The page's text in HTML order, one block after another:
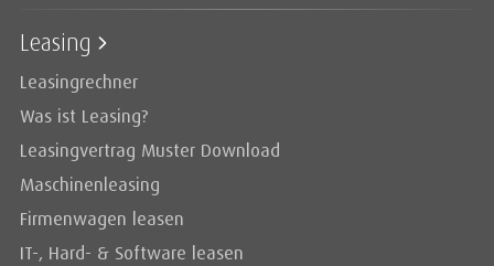
Leasing
Leasingrechner
Was ist Leasing?
Leasingvertrag Muster Download
Maschinenleasing
Firmenwagen leasen
IT-, Hard- & Software leasen